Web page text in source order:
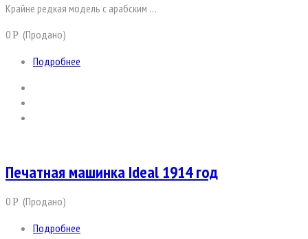
Крайне редкая модель с арабским …
0Р (Продано)
Подробнее
Печатная машинка Ideal 1914 год
0Р (Продано)
Подробнее